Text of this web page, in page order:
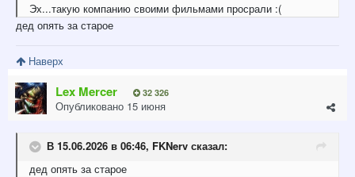
Эх...такую компанию своими фильмами просрали :(
дед опять за старое
Наверх
Lex Mercer 32 326
Опубликовано 15 июня
В 15.06.2026 в 06:46, FKNerv сказал:
дед опять за старое